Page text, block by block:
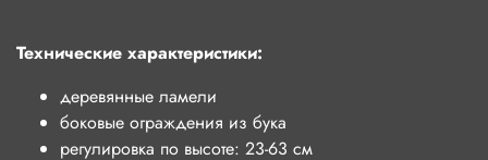
Технические характеристики:
деревянные ламели
боковые ограждения из бука
регулировка по высоте: 23-63 см